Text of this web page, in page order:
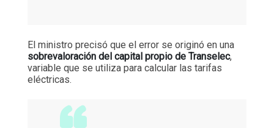
El ministro precisó que el error se originó en una
sobrevaloración del capital propio de Transelec,
variable que se utiliza para calcular las tarifas
eléctricas.